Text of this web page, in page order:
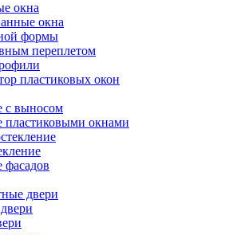
окна
окна
формы
переплетом
пластиковых окон
с выносом
пластиковыми окнами
фасадов
двери